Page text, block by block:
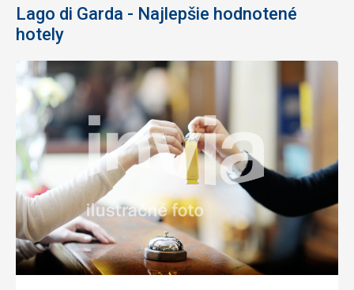
Lago di Garda - Najlepšie hodnotené
hotely